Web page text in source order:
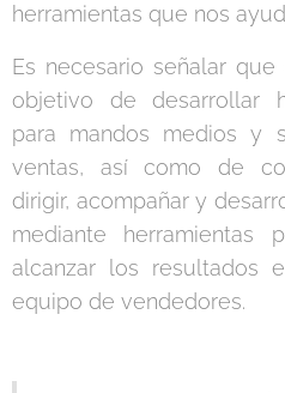
herramientas que nos
Es necesario señalar
objetivo de desarrollar
para mandos medios y
ventas, así como de
dirigir, acompañar y
mediante herramientas
alcanzar los resultados
equipo de vendedores.